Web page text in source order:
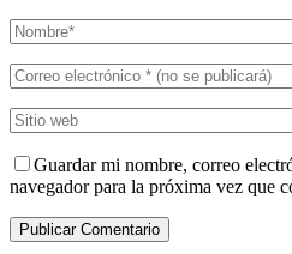
Guardar mi nombre, correo
navegador para la próxima vez que